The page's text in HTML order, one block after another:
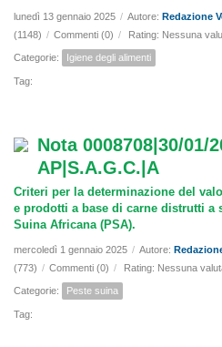
lunedì 13 gennaio 2025 / Autore: Redazione
(1148) / Commenti (0) / Rating: Nessuna
Categorie: Igiene degli alimenti
Tag:
Nota 0008708|30/01/
AP|S.A.G.C.|A
Criteri per la determinazione del
e prodotti a base di carne distrutti a
Suina Africana (PSA).
mercoledì 1 gennaio 2025 / Autore:
(773) / Commenti (0) / Rating: Nessuna
Categorie: Peste suina
Tag: